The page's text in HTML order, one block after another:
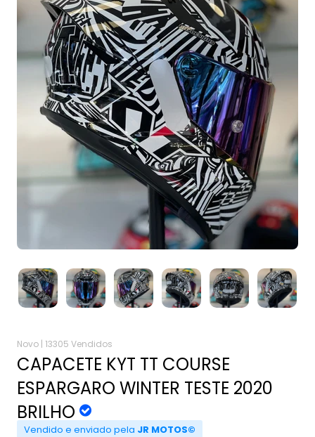
Novo | 13305 Vendidos
CAPACETE KYT TT COURSE
ESPARGARO WINTER TESTE 2020
BRILHO
Vendido e enviado pela JR MOTOS©